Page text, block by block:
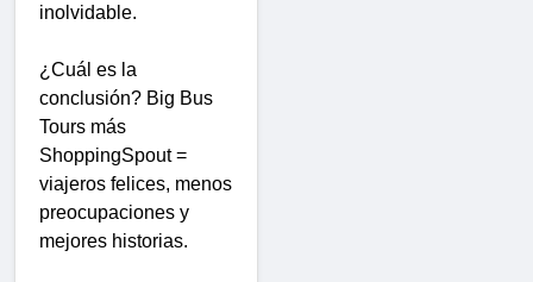
inolvidable.
¿Cuál es la
conclusión? Big Bus
Tours más
ShoppingSpout =
viajeros felices, menos
preocupaciones y
mejores historias.